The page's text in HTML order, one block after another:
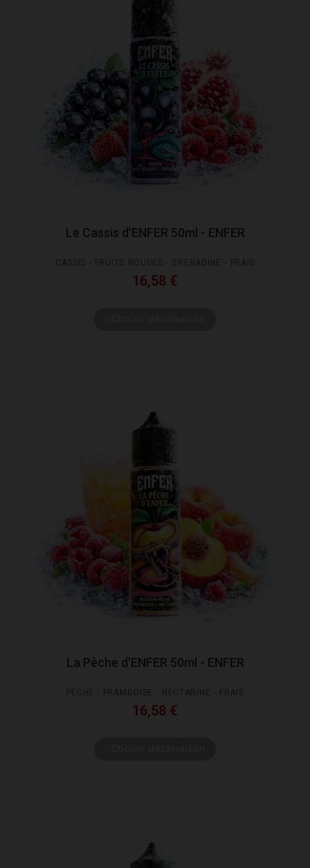
Le Cassis d'ENFER 50ml - ENFER
CASSIS - FRUITS ROUGES - GRENADINE - FRAIS
16,58 €
La Pêche d'ENFER 50ml - ENFER
PÊCHE - FRAMBOISE - NECTARINE - FRAIS
16,58 €